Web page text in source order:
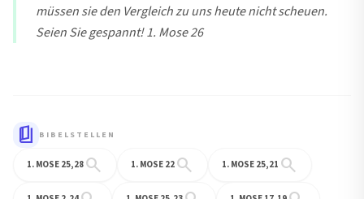
müssen sie den Vergleich zu uns heute nicht scheuen.
Seien Sie gespannt! 1. Mose 26
book_5 BIBELSTELLEN
1. MOSE 25,28 search 1. MOSE 22 search 1. MOSE 25,21 search